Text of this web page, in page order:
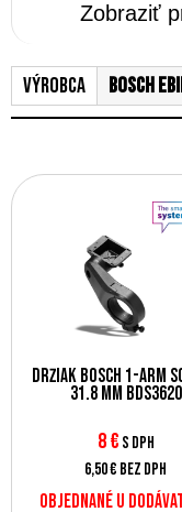
Zobraziť
Výrobca Bosch
Držiak Bosch 1-Arm
31.8 mm BDS3620
8€ s DPH
6,50 € bez DPH
Objednané u